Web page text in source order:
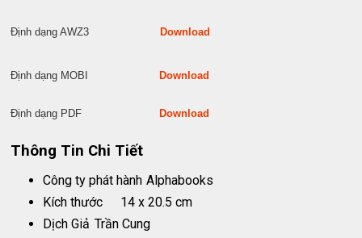
Định dạng AWZ3 Download
Định dạng MOBI Download
Định dạng PDF Download
Thông Tin Chi Tiết
Công ty phát hành Alphabooks
Kích thước
14 x 20.5 cm
Dịch Giả Trần Cung